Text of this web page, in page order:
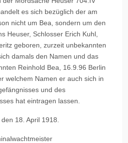
es sich bezüglich der am
nicht um Bea, sondern um den
Heuser, Schlosser Erich Kuhl,
geboren, zurzeit unbekannten
damals den Namen und das
Reinhold Bea, 16.9.96 Berlin
welchem Namen er auch sich in
und des
hat eintragen lassen.
18. April 1918.